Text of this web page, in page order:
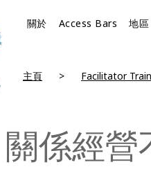
關於 Access Bars 地區
主頁 Facilitator
關係經營